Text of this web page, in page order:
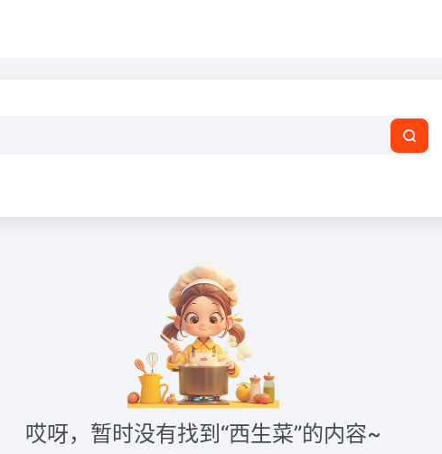
哎呀，暂时没有找到“西生菜”的内容~